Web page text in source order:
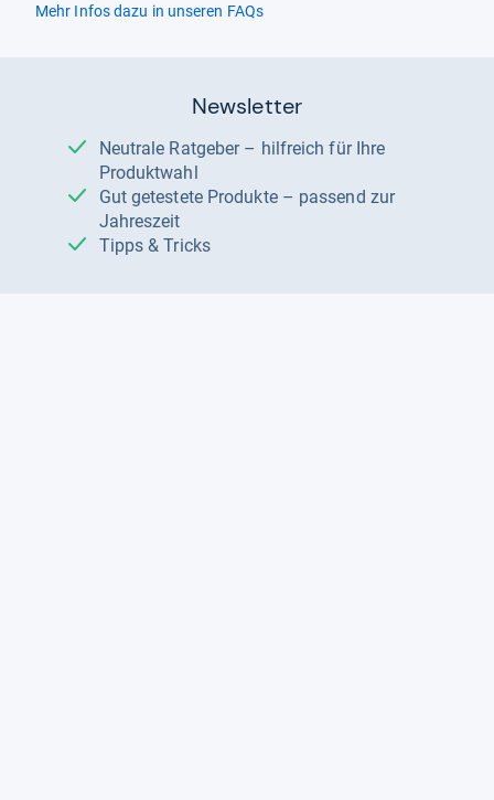
Mehr Infos dazu in unseren FAQs
Newsletter
Neutrale Ratgeber – hilfreich für Ihre
Produktwahl
Gut getestete Produkte – passend zur
Jahreszeit
Tipps & Tricks